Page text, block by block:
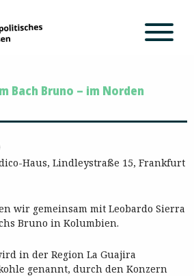
Bach Bruno – im Norden
Haus, Lindleystraße 15, Frankfurt
wir gemeinsam mit Leobardo Sierra
Bruno in Kolumbien.
in der Region La Guajira
genannt, durch den Konzern